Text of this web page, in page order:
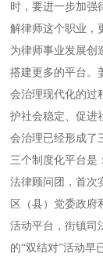
时，要进一步加强
解律师这个职业，
为律师事业发展创
搭建更多的平台。
会治理现代化的过
护社会稳定、促进
会治理已经形成了
三个制度化平台是
法律顾问团，首次
区（县）党委政府
活动平台，街镇司
的“双结对”活动早